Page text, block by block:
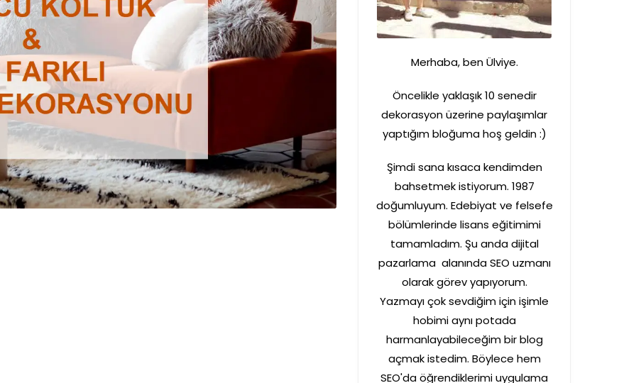
Merhaba, ben Ülviye.
Öncelikle yaklaşık 10 senedir
dekorasyon üzerine paylaşımlar
yaptığım bloğuma hoş geldin :)
Şimdi sana kısaca kendimden
bahsetmek istiyorum. 1987
doğumluyum. Edebiyat ve felsefe
bölümlerinde lisans eğitimimi
tamamladım. Şu anda dijital
pazarlama alanında SEO uzmanı
olarak görev yapıyorum.
Yazmayı çok sevdiğim için işimle
hobimi aynı potada
harmanlayabileceğim bir blog
açmak istedim. Böylece hem
SEO'da öğrendiklerimi uygulama